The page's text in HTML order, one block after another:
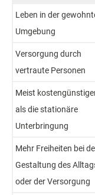
Leben in der
Umgebung
Versorgung durch
vertraute Personen
Meist
als die stationäre
Unterbringung
Mehr Freiheiten bei
Gestaltung des
oder der Versorgung